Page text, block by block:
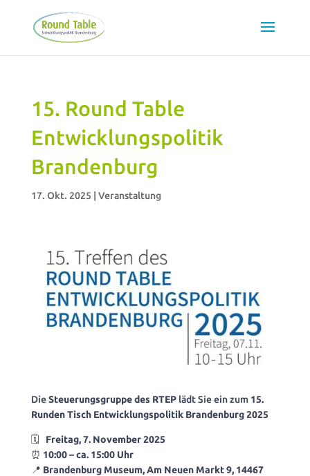
15. Round Table
Entwicklungspolitik
Brandenburg
17. Okt. 2025 Veranstaltung
DieSteuerungsgruppe des RTEPlädt Sie ein zum 15.
Runden Tisch Entwicklungspolitik Brandenburg 2025
🗓 Freitag, 7. November 2025
⏰ 10:00 – ca. 15:00 Uhr
📍 Brandenburg Museum, Am Neuen Markt 9, 14467